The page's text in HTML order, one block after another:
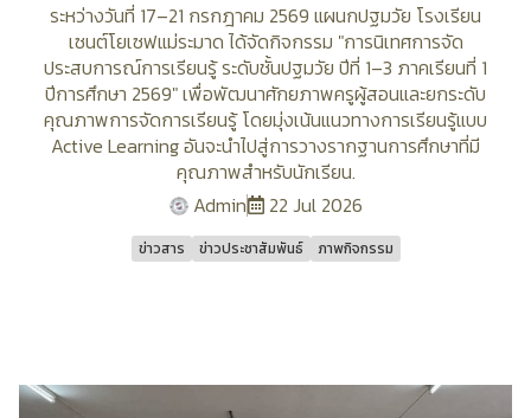
ระหว่างวันที่ 17–21 กรกฎาคม 2569 แผนกปฐมวัย โรงเรียน
เซนต์โยเซฟแม่ระมาด ได้จัดกิจกรรม "การนิเทศการจัด
ประสบการณ์การเรียนรู้ ระดับชั้นปฐมวัย ปีที่ 1–3 ภาคเรียนที่ 1
ปีการศึกษา 2569" เพื่อพัฒนาศักยภาพครูผู้สอนและยกระดับ
คุณภาพการจัดการเรียนรู้ โดยมุ่งเน้นแนวทางการเรียนรู้แบบ
Active Learning อันจะนำไปสู่การวางรากฐานการศึกษาที่มี
คุณภาพสำหรับนักเรียน.
Admin
22 Jul 2026
ข่าวสาร ข่าวประชาสัมพันธ์ ภาพกิจกรรม